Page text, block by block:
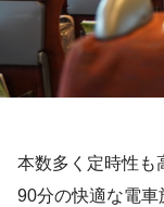
本数多く定時性も
90分の快適な電車